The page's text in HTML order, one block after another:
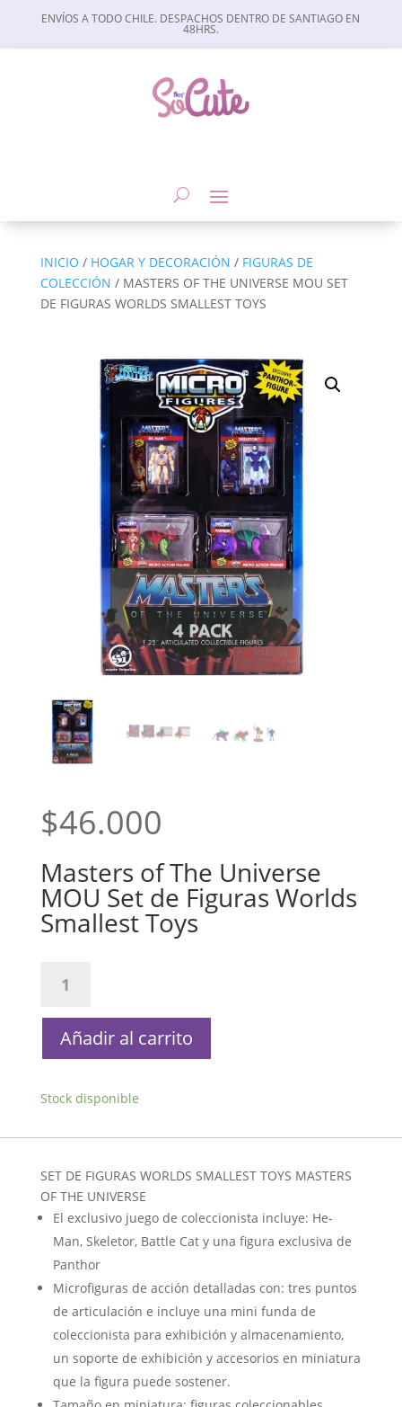
ENVÍOS A TODO CHILE. DESPACHOS DENTRO DE SANTIAGO EN
48HRS.
INICIO / HOGAR Y DECORACIÓN / FIGURAS DE
COLECCIÓN / MASTERS OF THE UNIVERSE MOU SET
DE FIGURAS WORLDS SMALLEST TOYS
$46.000
Masters of The Universe
MOU Set de Figuras Worlds
Smallest Toys
Universe
MOU
de
Worlds
Toys
cantidad
Añadir al carrito
Stock disponible
SET DE FIGURAS WORLDS SMALLEST TOYS MASTERS
OF THE UNIVERSE
El exclusivo juego de coleccionista incluye: He-
Man, Skeletor, Battle Cat y una figura exclusiva de
Panthor
Microfiguras de acción detalladas con: tres puntos
de articulación e incluye una mini funda de
coleccionista para exhibición y almacenamiento,
un soporte de exhibición y accesorios en miniatura
que la figura puede sostener.